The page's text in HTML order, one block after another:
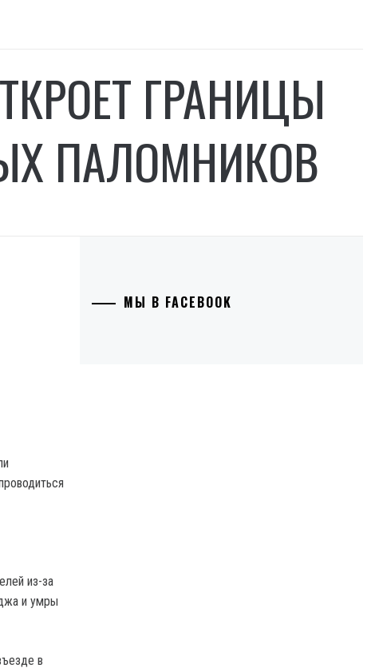
ГРАНИЦЫ
ПАЛОМНИКОВ
из-за
и умры
в
МЫ В FACEBOOK